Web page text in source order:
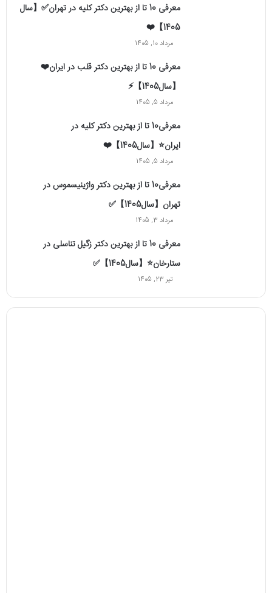
معرفی 10 تا از بهترین دکتر کلیه در تهران✅【سال
1405】❤️
مرداد 10, 1405
معرفی 10 تا از بهترین دکتر قلب در ایران❤️
【سال1405】⚡️
مرداد 5, 1405
معرفی10 تا از بهترین دکتر کلیه در
ایران⭐【سال1405】❤️
مرداد 5, 1405
معرفی10 تا از بهترین دکتر واژینیسموس در
تهران【سال1405】✅
مرداد 3, 1405
معرفی 10 تا از بهترین دکتر زگیل تناسلی در
ستارخان⭐【سال1405】✅
تیر 23, 1405